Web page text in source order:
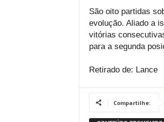
São oito partidas
evolução. Aliado a
vitórias
para a segunda
Retirado de: Lance
Compartilhe: